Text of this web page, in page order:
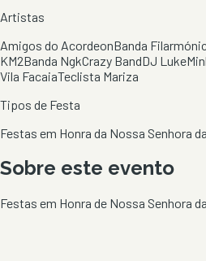
Artistas
Amigos do AcordeonBanda
KM2Banda NgkCrazy BandDJ Luke
Vila FacaiaTeclista Mariza
Tipos de Festa
Festas em Honra da Nossa Senhora
Sobre este evento
Festas em Honra de Nossa Senhora